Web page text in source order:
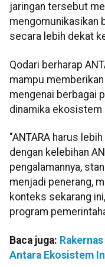
jaringan tersebut
mengomunikasikan
secara lebih dekat
Qodari berharap
mampu
mengenai berbagai
dinamika ekosistem
"ANTARA harus
dengan kelebihan
pengalamannya,
menjadi penerang,
konteks sekarang
program
Baca juga:
Antara Ekosistem